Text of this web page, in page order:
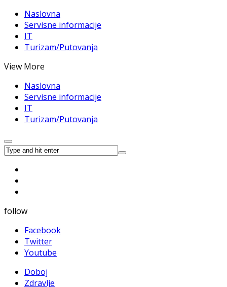
Naslovna
Servisne informacije
IT
Turizam/Putovanja
View More
Naslovna
Servisne informacije
IT
Turizam/Putovanja
follow
Facebook
Twitter
Youtube
Doboj
Zdravlje